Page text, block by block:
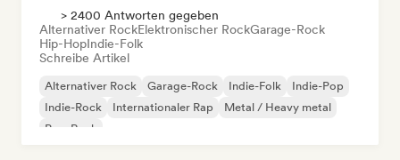
> 2400 Antworten gegeben
Alternativer RockElektronischer RockGarage-Rock
Hip-HopIndie-Folk
Schreibe Artikel
Alternativer Rock Garage-Rock Indie-Folk
Indie-Pop
Indie-Rock
Internationaler Rap
Metal / Heavy metal
Pop-Rock